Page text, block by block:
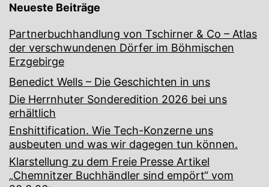
Neueste Beiträge
Partnerbuchhandlung von Tschirner & Co – Atlas
der verschwundenen Dörfer im Böhmischen
Erzgebirge
Benedict Wells – Die Geschichten in uns
Die Herrnhuter Sonderedition 2026 bei uns
erhältlich
Enshittification. Wie Tech-Konzerne uns
ausbeuten und was wir dagegen tun können.
Klarstellung zu dem Freie Presse Artikel
„Chemnitzer Buchhändler sind empört“ vom